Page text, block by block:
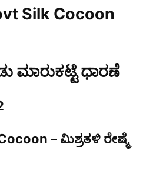
Silk Cocoon
ಮಾರುಕಟ್ಟೆ ಧಾರಣೆ
– ಮಿಶ್ರತಳಿ ರೇಷ್ಮೆ